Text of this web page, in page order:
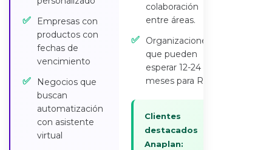
✅
Empresas con
productos con
fechas de
vencimiento
✅
Negocios que
buscan
automatización
con asistente
virtual
colaboración
entre áreas.
✅
Organizaciones
que pueden
esperar 12-24
meses para ROI
Clientes
destacados
Anaplan: